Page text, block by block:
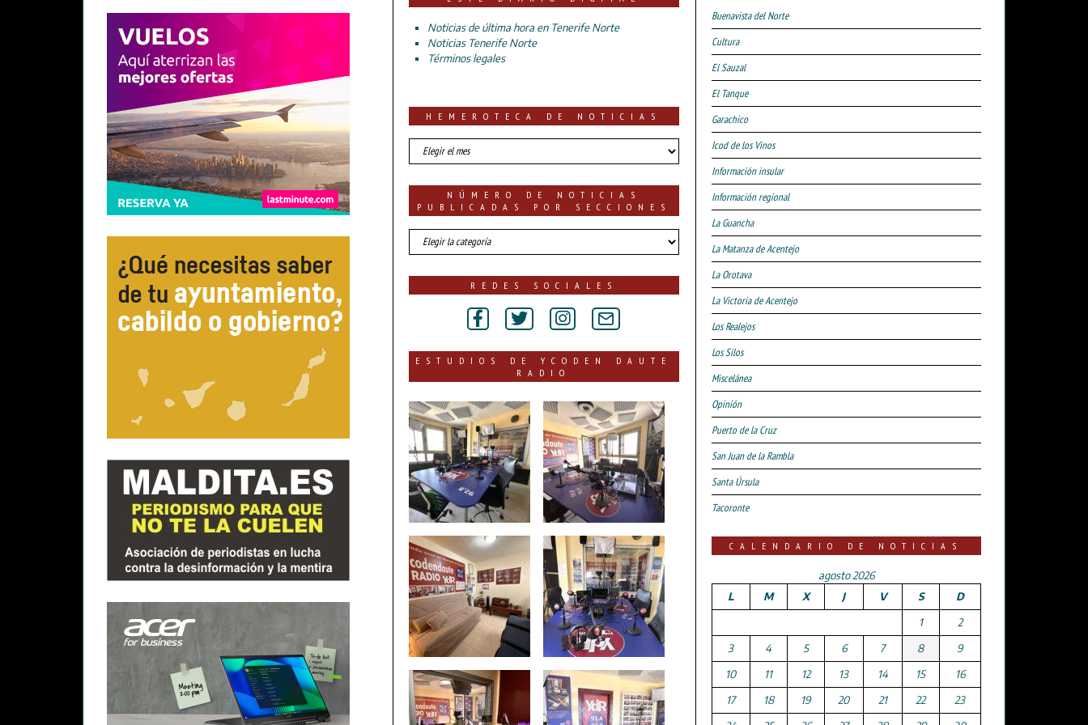
Noticias de última hora en Tenerife Norte
Noticias Tenerife Norte
Términos legales
HEMEROTECA DE NOTICIAS
HEMEROTECA
DE
NÚMERO DE NOTICIAS
PUBLICADAS POR SECCIONES
número
de
por
REDES SOCIALES
ESTUDIOS DE YCODEN DAUTE
RADIO
Buenavista del Norte
Cultura
El Sauzal
El Tanque
Garachico
Icod de los Vinos
Información insular
Información regional
La Guancha
La Matanza de Acentejo
La Orotava
La Victoria de Acentejo
Los Realejos
Los Silos
Miscelánea
Opinión
Puerto de la Cruz
San Juan de la Rambla
Santa Úrsula
Tacoronte
CALENDARIO DE NOTICIAS
agosto 2026
L
M X J V S
D
1
2
3
4 5 6 7 8
9
10
11 12 13 14 15
16
17
18 19 20 21 22
23